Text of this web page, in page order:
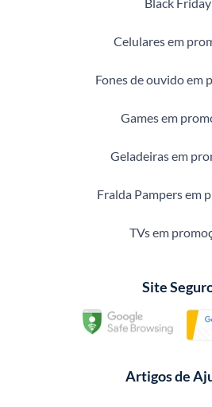
Celulares em
Fones de ouvido em
Games em
Geladeiras em
Fralda Pampers em
TVs em
Site
Artigos de